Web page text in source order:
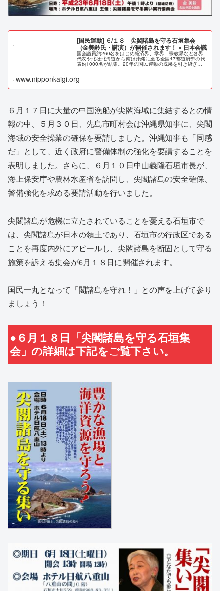
[国民運動] ６/１８ 尖閣諸島を守る石垣集会
（金美齢氏・講演）が開催されます！ « 日本会議
国会議員約260名をはじめ経済界、学界、宗教界など各界
代表や北は北海道から南は沖縄に至る全国47都道府県の代
表約1000名が結集。20年の国民運動の成果を引き継ぎ、
www.nipponkaigi.org
６月１７日に大量の中国漁船が尖閣海域に集結するとの情
報の中、５月３０日、先島市町村会は沖縄県知事に、尖閣
海域の安全操業の確保を要請しました。沖縄知事も「同感
だ」として、近く政府に警備体制の強化を要請することを
表明しました。さらに、６月１０日中山義隆石垣市長が、
海上保安庁や農林水産省を訪問し、尖閣諸島の安全確保、
警備強化を求める要請活動を行いました。
尖閣諸島が危機に立たされていることを憂える石垣市で
は、尖閣諸島が日本の領土であり、石垣市の行政区である
ことを再度内外にアピールし、尖閣諸島を断固として守る
施策を訴える集会が6月１８日に開催されます。
国民一丸となって「閣諸島を守れ！」との声を上げて参り
ましょう！
●６月１８日「尖閣諸島を守る石垣集
会」の詳細は下記をご覧下さい。